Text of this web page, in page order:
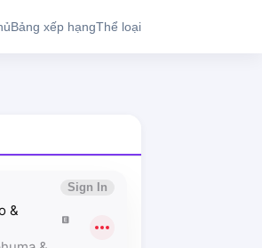
Bảng xếp hạngThể loại